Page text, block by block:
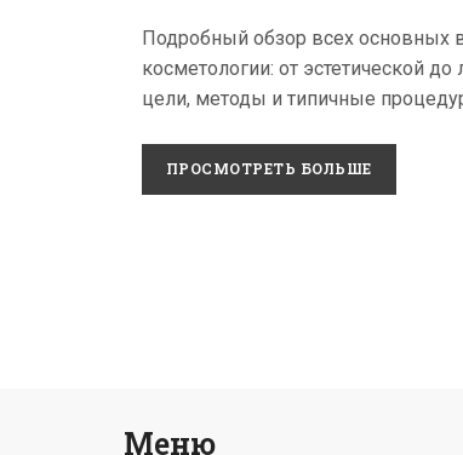
Подробный обзор всех основных
косметологии: от эстетической до
цели, методы и типичные
ПРОСМОТРЕТЬ БОЛЬШЕ
Меню